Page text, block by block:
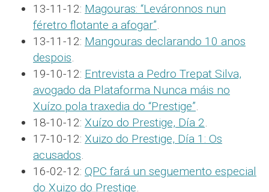
13-11-12: Magouras: “Leváronnos nun
féretro flotante a afogar”.
13-11-12: Mangouras declarando 10 anos
despois.
19-10-12: Entrevista a Pedro Trepat Silva,
avogado da Plataforma Nunca máis no
Xuízo pola traxedia do “Prestige”.
18-10-12: Xuízo do Prestige, Día 2.
17-10-12: Xuizo do Prestige, Día 1: Os
acusados.
16-02-12: QPC fará un seguemento especial
do Xuizo do Prestige.